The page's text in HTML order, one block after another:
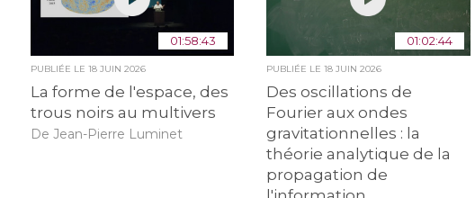
01:58:43
PUBLIÉE LE 18 JUIN 2026
La forme de l'espace, des
trous noirs au multivers
De Jean-Pierre Luminet
01:02:44
PUBLIÉE LE18 JUIN 2026
Des oscillations de
Fourier aux ondes
gravitationnelles : la
théorie analytique de la
propagation de